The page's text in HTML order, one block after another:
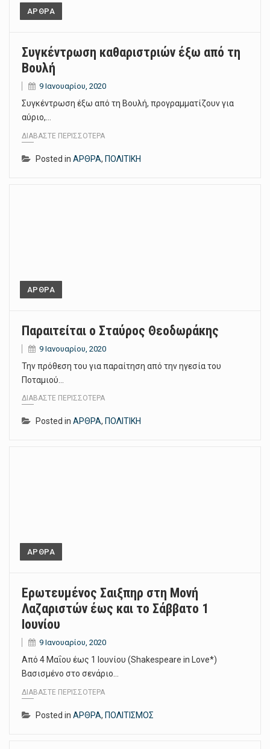
ΑΡΘΡΑ
Συγκέντρωση καθαριστριών έξω από τη
Βουλή
9 Ιανουαρίου, 2020
Συγκέντρωση έξω από τη Βουλή, προγραμματίζουν για
αύριο,…
ΔΙΑΒΆΣΤΕ ΠΕΡΙΣΣΌΤΕΡΑ
Posted in ΑΡΘΡΑ, ΠΟΛΙΤΙΚΗ
ΑΡΘΡΑ
Παραιτείται ο Σταύρος Θεοδωράκης
9 Ιανουαρίου, 2020
Την πρόθεση του για παραίτηση από την ηγεσία του
Ποταμιού…
ΔΙΑΒΆΣΤΕ ΠΕΡΙΣΣΌΤΕΡΑ
Posted in ΑΡΘΡΑ, ΠΟΛΙΤΙΚΗ
ΑΡΘΡΑ
Ερωτευμένος Σαιξπηρ στη Μονή
Λαζαριστών έως και το Σάββατο 1
Ιουνίου
9 Ιανουαρίου, 2020
Από 4 Μαΐου έως 1 Ιουνίου (Shakespeare in Love*)
Βασισμένο στο σενάριο…
ΔΙΑΒΆΣΤΕ ΠΕΡΙΣΣΌΤΕΡΑ
Posted in ΑΡΘΡΑ, ΠΟΛΙΤΙΣΜΟΣ